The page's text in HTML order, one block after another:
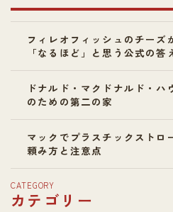
フィレオフィッシュのチーズ
「なるほど」と思う公式の答
ドナルド・マクドナルド・
のための第二の家
マックでプラスチックストロ
頼み方と注意点
CATEGORY
カテゴリー